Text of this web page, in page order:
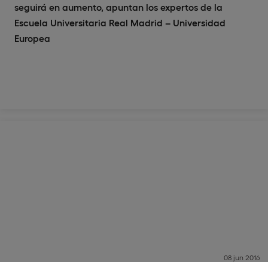
seguirá en aumento, apuntan los expertos de la
Escuela Universitaria Real Madrid – Universidad
Europea
08 jun 2016